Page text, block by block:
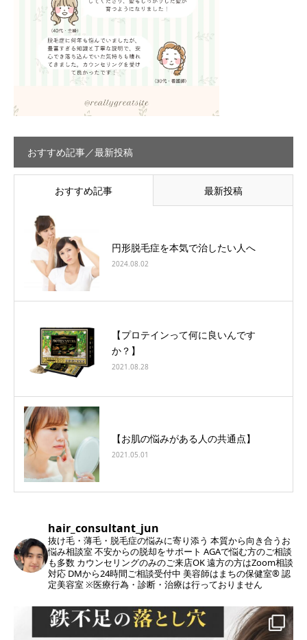
おすすめ記事／最新投稿
おすすめ記事 最新投稿
円形脱毛症を本気で治したい人へ
2024.08.02
【プロテインって何に良いんです
か？】
2021.08.28
【お肌の悩みがある人の共通点】
2021.05.01
hair_consultant_jun
抜け毛・薄毛・脱毛症の悩みに寄り添う 本質から向き合うお
悩み相談室不安からの脱却をサポート AGAで悩む方のご相談
も多数 カウンセリングのみのご来店OK遠方の方はZoom相談
対応 DMから24時間ご相談受付中 美容師はまちの保健室®︎ 認
定美容室※医療行為・診断・治療は行っておりません